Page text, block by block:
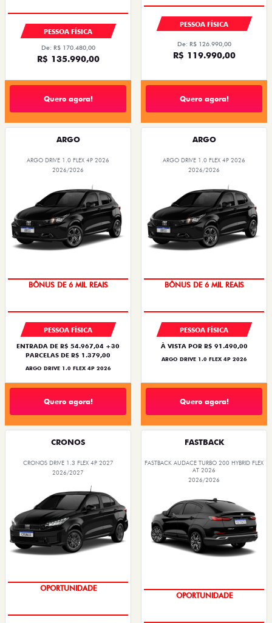
PESSOA FÍSICA
De: R$ 170.480,00
R$ 135.990,00
Quero agora!
PESSOA FÍSICA
De: R$ 126.990,00
R$ 119.990,00
Quero agora!
ARGO
ARGO DRIVE 1.0 FLEX 4P 2026
2026/2026
TAXA ZERO
PESSOA FÍSICA
ENTRADA DE R$ 54.967,04 +30
PARCELAS DE R$ 1.379,00
ARGO DRIVE 1.0 FLEX 4P 2026
Quero agora!
ARGO
ARGO DRIVE 1.0 FLEX 4P 2026
2026/2026
TAXA ZERO
PESSOA FÍSICA
À VISTA POR R$ 91.490,00
ARGO DRIVE 1.0 FLEX 4P 2026
Quero agora!
CRONOS
CRONOS DRIVE 1.3 FLEX 4P 2027
2026/2027
PREÇOS REDUZIDOS
FASTBACK
FASTBACK AUDACE TURBO 200 HYBRID FLEX
AT 2026
2026/2026
PREÇOS REDUZIDOS